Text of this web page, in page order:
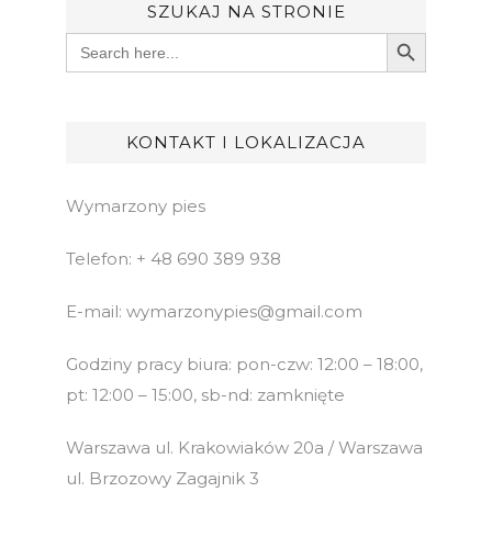
SZUKAJ NA STRONIE
Search
for:
Search Button
KONTAKT I LOKALIZACJA
Wymarzony pies
Telefon: + 48 690 389 938
E-mail: wymarzonypies@gmail.com
Godziny pracy biura: pon-czw: 12:00 – 18:00,
pt: 12:00 – 15:00, sb-nd: zamknięte
Warszawa ul. Krakowiaków 20a / Warszawa
ul. Brzozowy Zagajnik 3